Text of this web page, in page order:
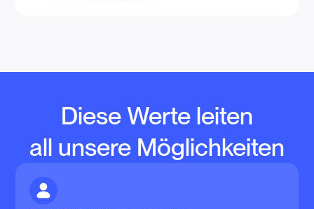
Diese Werte leiten
all unsere Möglichkeiten